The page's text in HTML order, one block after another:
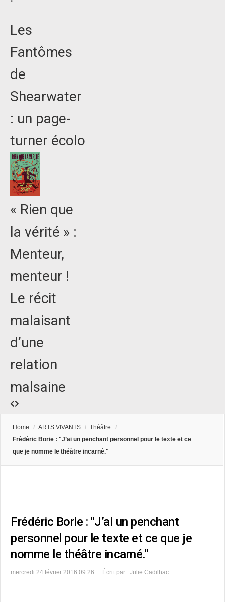
Les
Fantômes
de
Shearwater
: un page-
turner écolo
« Rien que
la vérité » :
Menteur,
menteur !
Le récit
malaisant
d’une
relation
malsaine
Home / ARTS VIVANTS / Théâtre
/
Frédéric Borie : "J’ai un penchant personnel pour le texte et ce
que je nomme le théâtre incarné."
Frédéric Borie : "J’ai un penchant
personnel pour le texte et ce que je
nomme le théâtre incarné."
mercredi 24 février 2016 09:26 Écrit par : Julie Cadilhac